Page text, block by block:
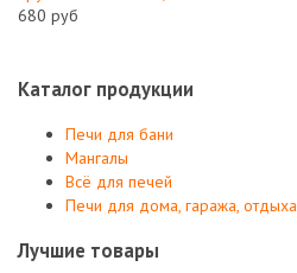
680 руб
Каталог продукции
Печи для бани
Мангалы
Всё для печей
Печи для дома, гаража, отдыха
Лучшие товары